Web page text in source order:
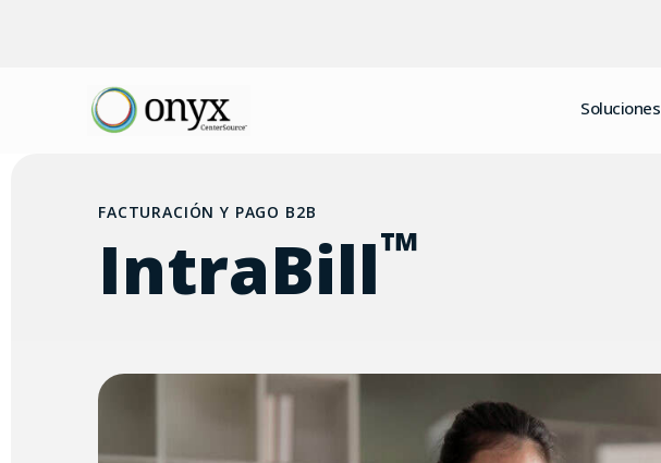
Soluciones
FACTURACIÓN Y PAGO B2B
IntraBill™